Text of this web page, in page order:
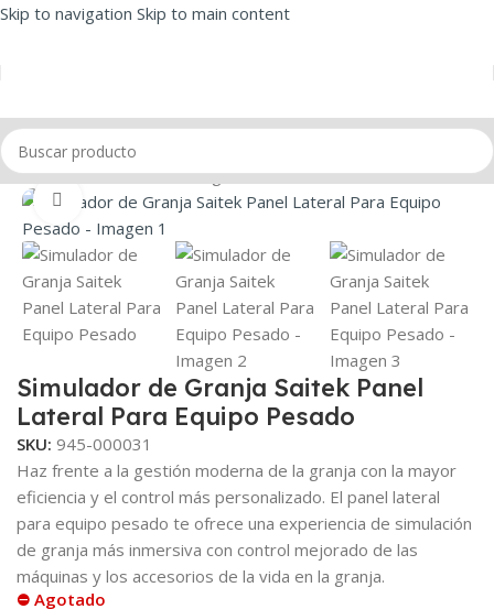
Skip to navigation Skip to main content
Inicio/Simuladores/Farming
Click to enlarge
Simulador de Granja Saitek Panel
Lateral Para Equipo Pesado
SKU: 945-000031
Haz frente a la gestión moderna de la granja con la mayor
eficiencia y el control más personalizado. El panel lateral
para equipo pesado te ofrece una experiencia de simulación
de granja más inmersiva con control mejorado de las
máquinas y los accesorios de la vida en la granja.
⛔ Agotado